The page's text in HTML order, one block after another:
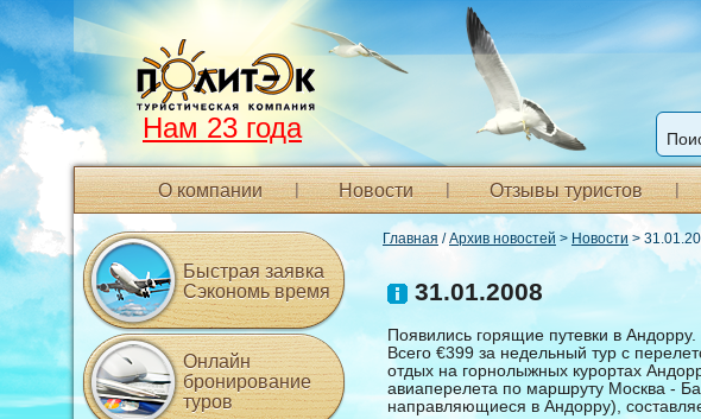
Нам 23 года
О компании Новости Отзывы туристов
Главная /Архив новостей > Новости>
31.01.2008
Появились горящие путевки в Андорру.
Всего €399 за недельный тур с
отдых на горнолыжных курортах
авиаперелета по маршруту Москва -
направляющиеся в Андорру),
Быстрая заявка
Сэкономь время
Онлайн
бронирование
туров